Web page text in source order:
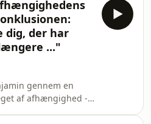
dig, der har
..."
gennem en
af afhængighed -